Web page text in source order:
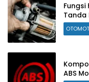
Fungsi
Tanda
ABS